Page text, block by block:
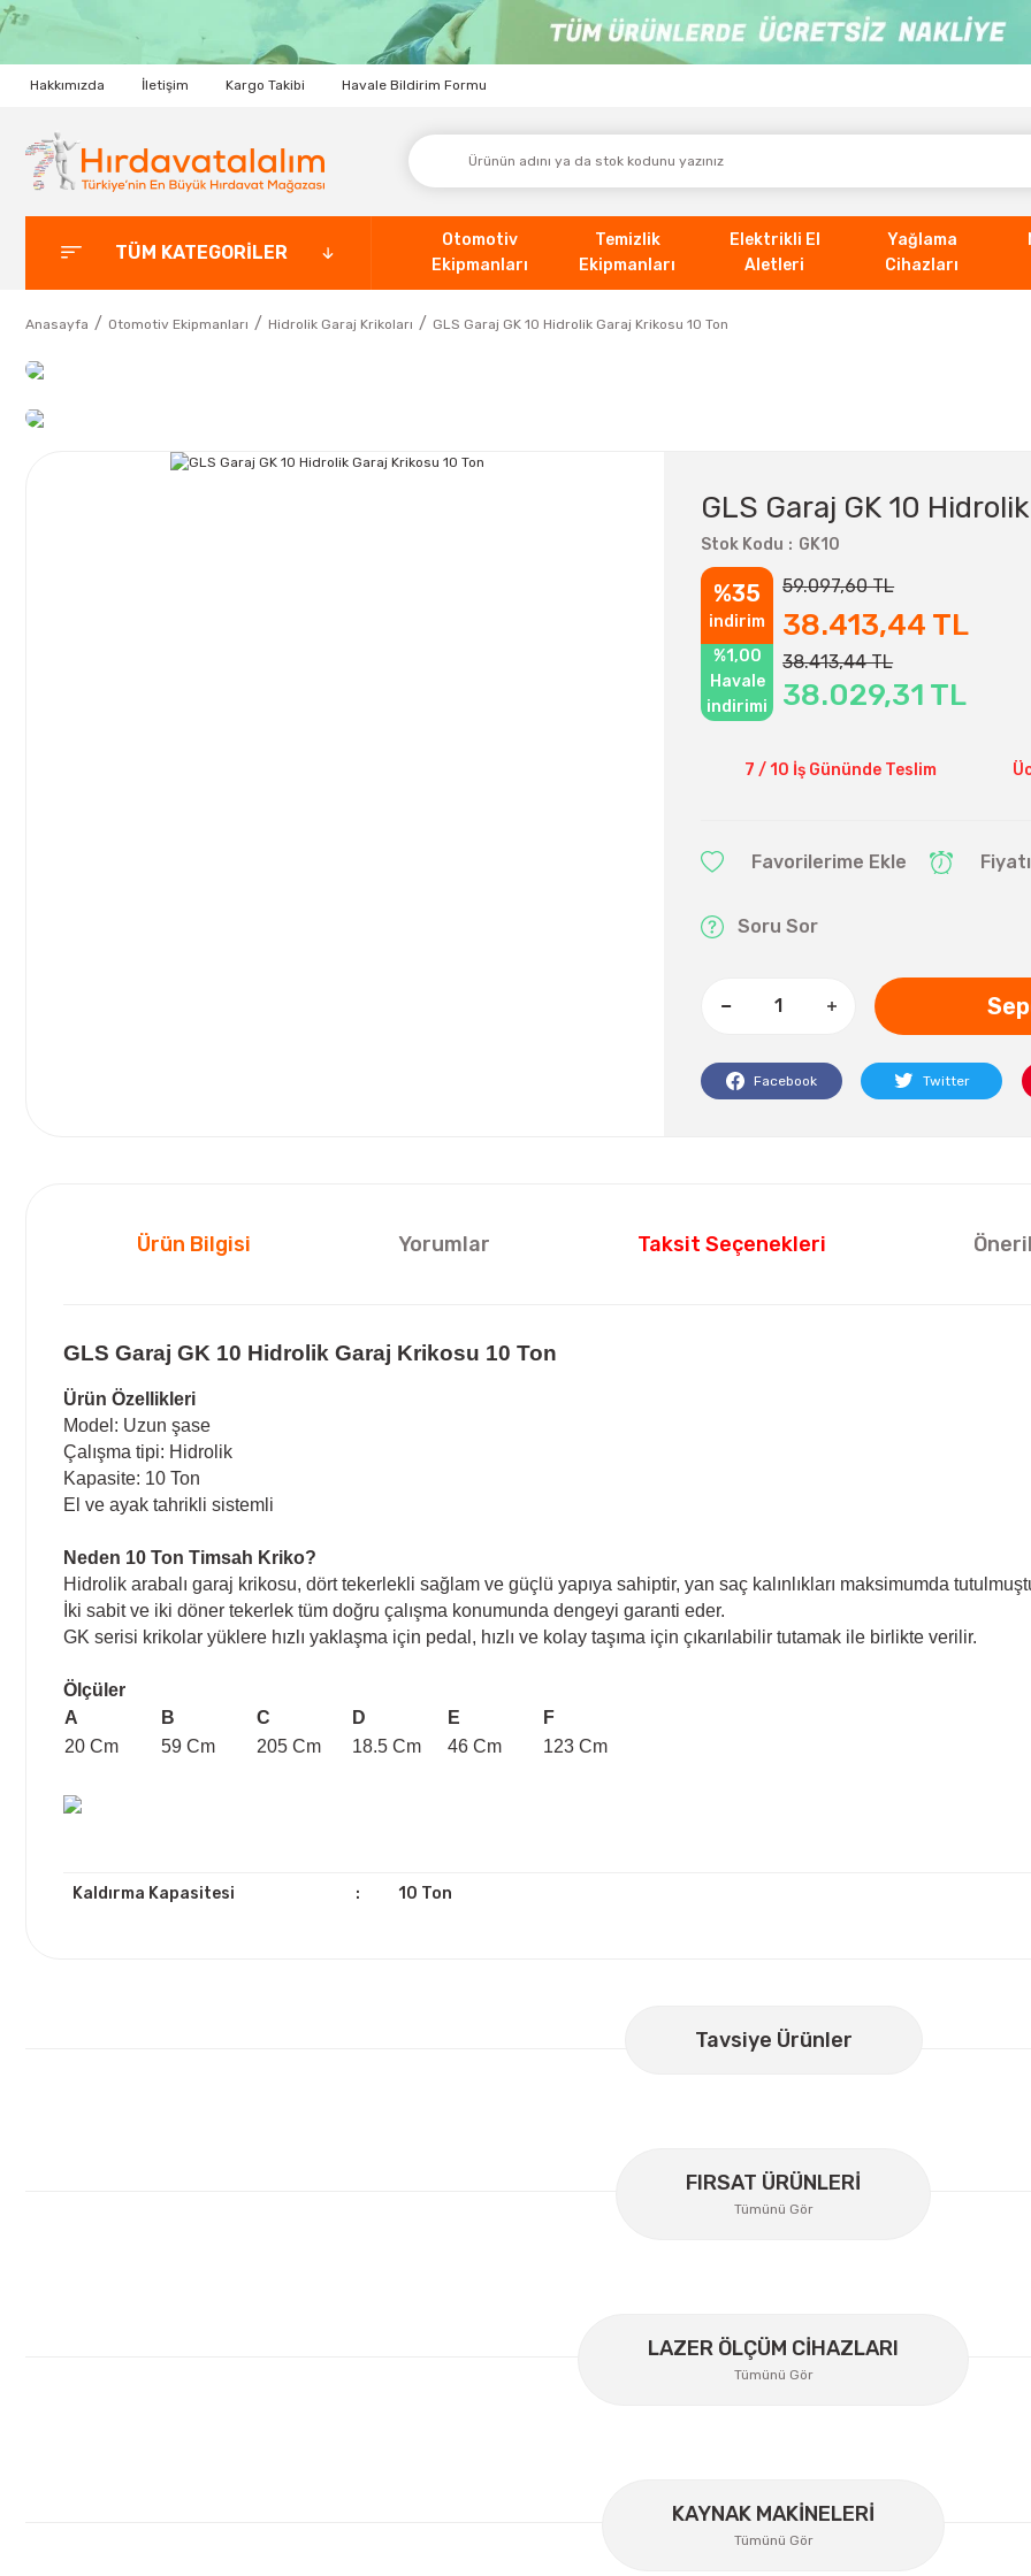
Hakkımızda İletişim Kargo Takibi Havale Bildirim Formu
TÜM KATEGORİLER
Otomotiv
Ekipmanları
Temizlik
Ekipmanları
Elektrikli El
Aletleri
Yağlama
Cihazları
Anasayfa Otomotiv Ekipmanları Hidrolik Garaj Krikoları GLS Garaj GK 10 Hidrolik Garaj Krikosu 10 Ton
GLS Garaj GK 10
Stok Kodu GK10
%35
indirim
59.097,60 TL
38.413,44 TL
%1,00
Havale
indirimi
38.413,44 TL
38.029,31 TL
7 / 10 İş Gününde Teslim
Soru Sor
Facebook Twitter
Ürün Bilgisi Yorumlar Taksit Seçenekleri
GLS Garaj GK 10 Hidrolik Garaj Krikosu 10 Ton
Ürün Özellikleri
Model: Uzun şase
Çalışma tipi: Hidrolik
Kapasite: 10 Ton
El ve ayak tahrikli sistemli
Neden 10 Ton Timsah Kriko?
Hidrolik arabalı garaj krikosu, dört tekerlekli sağlam ve güçlü yapıya sahiptir, yan saç kalınlıkları maksimumda
İki sabit ve iki döner tekerlek tüm doğru çalışma konumunda dengeyi garanti eder.
GK serisi krikolar yüklere hızlı yaklaşma için pedal, hızlı ve kolay taşıma için çıkarılabilir tutamak ile birlikte verilir.
Ölçüler
A
B C D E
F
20 Cm
59 Cm 205 Cm 18.5 Cm 46 Cm 123 Cm
Kaldırma Kapasitesi : 10 Ton
Bu ürüne ilk yorumu siz yapın!
Gönder
Tavsiye Ürünler
FIRSAT ÜRÜNLERİ
Tümünü Gör
LAZER ÖLÇÜM CİHAZLARI
Tümünü Gör
KAYNAK MAKİNELERİ
Tümünü Gör